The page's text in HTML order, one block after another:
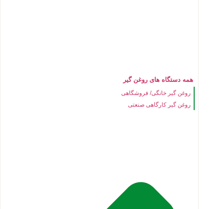
همه دستگاه های روغن گیر
روغن گیر خانگی/ فروشگاهی
روغن گیر کارگاهی صنعتی